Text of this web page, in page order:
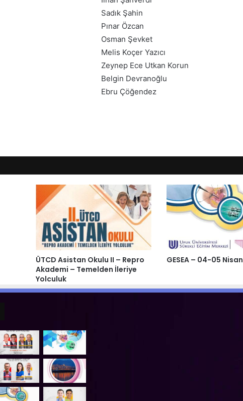
Sadık Şahin
Pınar Özcan
Osman Şevket
Melis Koçer Yazıcı
Zeynep Ece Utkan Korun
Belgin Devranoğlu
Ebru Çöğendez
ÜTCD Asistan Okulu II – Repro
Akademi – Temelden İleriye
Yolculuk
GESEA – 04-05 Nisan